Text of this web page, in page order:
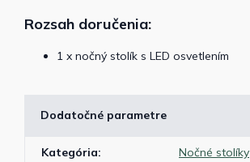
Rozsah doručenia:
1 x nočný stolík s LED osvetlením
Dodatočné parametre
Kategória: Nočné stolíky